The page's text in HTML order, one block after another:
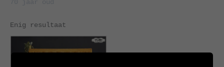
Enig resultaat